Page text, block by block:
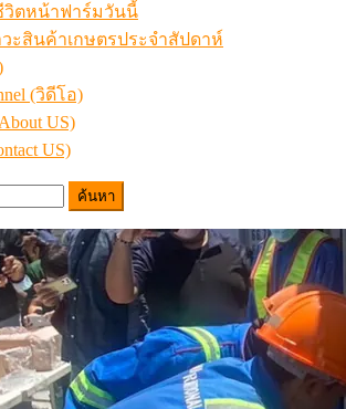
วิตหน้าฟาร์มวันนี้
ะสินค้าเกษตรประจำสัปดาห์
(วิดีโอ)
US)
US)